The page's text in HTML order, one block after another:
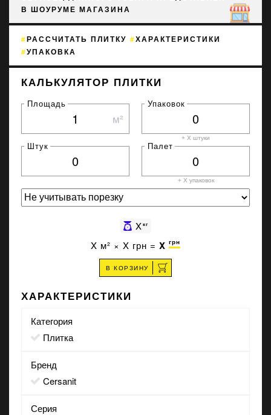
В ШОУРУМЕ МАГАЗИНА
РАССЧИТАТЬ ПЛИТКУ
ХАРАКТЕРИСТИКИ
УПАКОВКА
КАЛЬКУЛЯТОР ПЛИТКИ
Площадь
м²
Упаковок
+ X штуки
Штук Палет
+ X упаковок
Xкг
X м² × X грн = X грн
В КОРЗИНУ
ХАРАКТЕРИСТИКИ
Категория
Плитка
Бренд
Cersanit
Серия